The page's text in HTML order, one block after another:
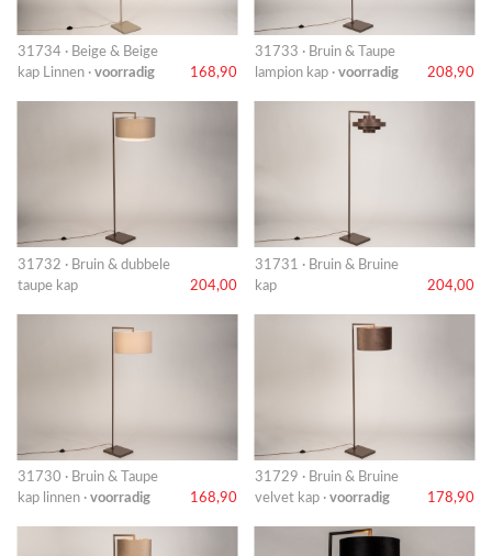
31734 · Beige & Beige
kap Linnen · voorradig 168,90
31733 · Bruin & Taupe
lampion kap · voorradig 208,90
31732 · Bruin & dubbele
taupe kap
204,00
31731 · Bruin & Bruine
kap
204,00
31730 · Bruin & Taupe
kap linnen · voorradig 168,90
31729 · Bruin & Bruine
velvet kap · voorradig 178,90